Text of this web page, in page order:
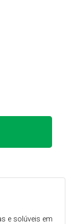
e solúveis em